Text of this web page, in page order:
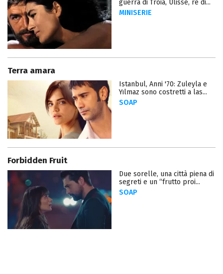
guerra di Troia, Ulisse, re di...
MINISERIE
Terra amara
Istanbul, Anni '70: Zuleyla e
Yılmaz sono costretti a las...
SOAP
Forbidden Fruit
Due sorelle, una città piena di
segreti e un “frutto proi...
SOAP